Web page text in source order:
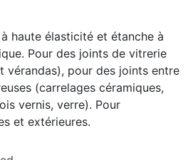
haute élasticité et étanche à
Pour des joints de vitrerie
vérandas), pour des joints entre
(carrelages céramiques,
vernis, verre). Pour
et extérieures.